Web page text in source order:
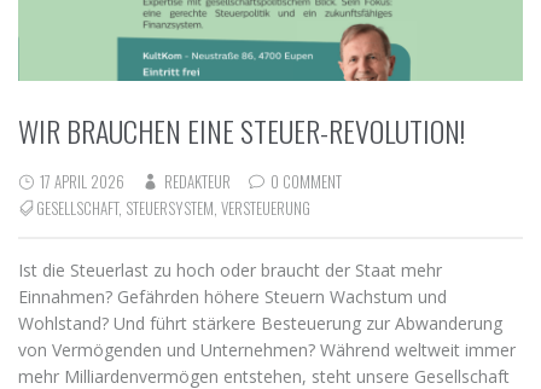
WIR BRAUCHEN EINE STEUER-REVOLUTION!
17 APRIL 2026 REDAKTEUR
0 COMMENT
GESELLSCHAFT, STEUERSYSTEM VERSTEUERUNG
Ist die Steuerlast zu hoch oder braucht der Staat mehr
Einnahmen? Gefährden höhere Steuern Wachstum und
Wohlstand? Und führt stärkere Besteuerung zur Abwanderung
von Vermögenden und Unternehmen? Während weltweit immer
mehr Milliardenvermögen entstehen, steht unsere Gesellschaft